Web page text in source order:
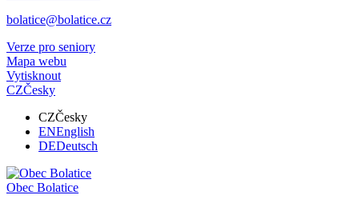
bolatice@bolatice.cz
Verze pro seniory
Mapa webu
Vytisknout
CZČesky
CZČesky
ENEnglish
DEDeutsch
Obec Bolatice